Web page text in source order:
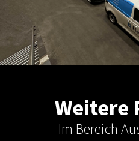
Weitere
Im Bereich